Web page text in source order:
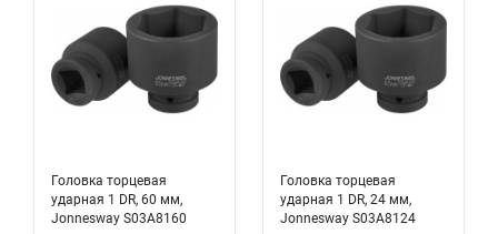
Головка торцевая
ударная 1 DR, 60 мм,
Jonnesway S03A8160
Головка торцевая
ударная 1 DR, 24 мм,
Jonnesway S03A8124